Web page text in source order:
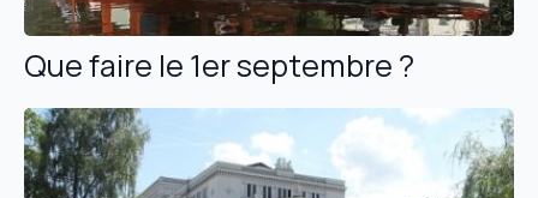
Que faire le 1er septembre ?